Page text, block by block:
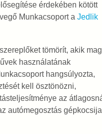
érdekében kötött
Munkacsoport a Jedlik
tömörít, akik
használatának
hangsúlyozta,
kell ösztönözni,
az
autómegosztás